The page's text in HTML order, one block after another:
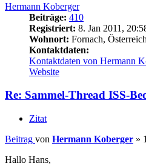
Hermann Koberger
Beiträge: 410
Registriert: 8. Jan 2011,
Wohnort: Fornach, Österreich
Kontaktdaten:
Kontaktdaten von Hermann
Website
Re: Sammel-Thread ISS-
Zitat
Beitrag von Hermann Koberger »
Hallo Hans,